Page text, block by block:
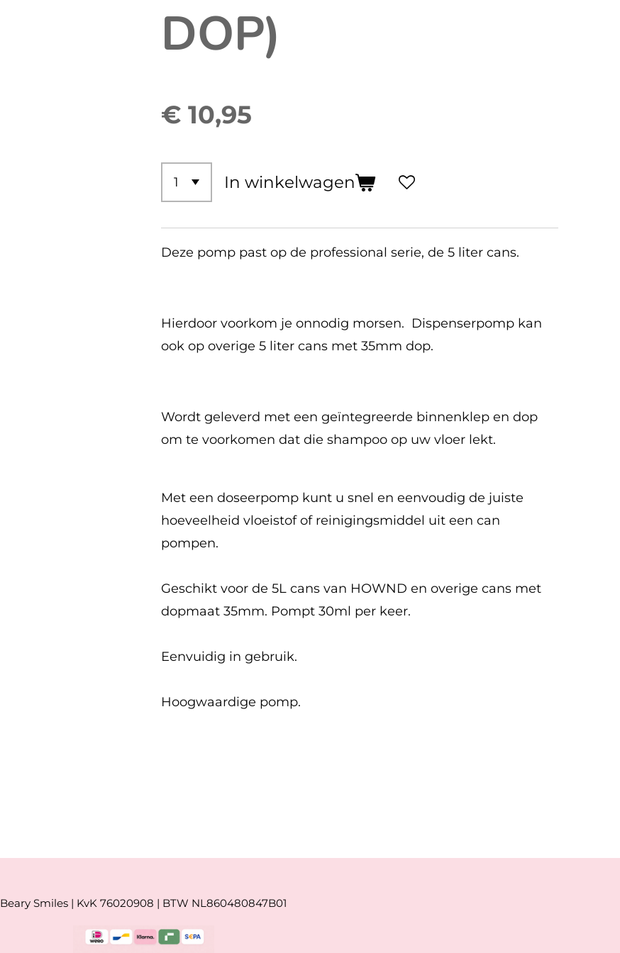
DOP)
€ 10,95
In winkelwagen
Deze pomp past op de professional serie, de 5 liter cans.
Hierdoor voorkom je onnodig morsen. Dispenserpomp kan
ook op overige 5 liter cans met 35mm dop.
Wordt geleverd met een geïntegreerde binnenklep en dop
om te voorkomen dat die shampoo op uw vloer lekt.
Met een doseerpomp kunt u snel en eenvoudig de juiste
hoeveelheid vloeistof of reinigingsmiddel uit een can
pompen.
Geschikt voor de 5L cans van HOWND en overige cans met
dopmaat 35mm. Pompt 30ml per keer.
Eenvuidig in gebruik.
Hoogwaardige pomp.
Beary Smiles | KvK 76020908 | BTW NL860480847B01